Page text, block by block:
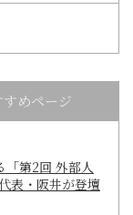
すめページ
「第2回 外部人
表・阪井が登壇